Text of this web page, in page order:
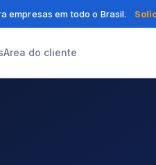
empresas em todo o Brasil.
Area do cliente